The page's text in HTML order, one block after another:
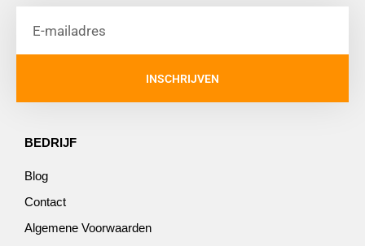
INSCHRIJVEN
BEDRIJF
Blog
Contact
Algemene Voorwaarden